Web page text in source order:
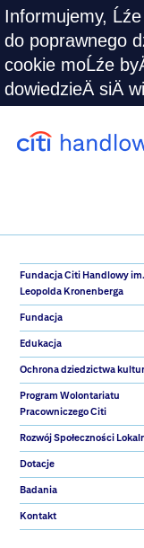
Informujemy,
do poprawnego
cookie moĹźe
dowiedzieÄ siÄ
Fundacja Citi Handlowy im.
Leopolda Kronenberga
Fundacja
Edukacja
Ochrona dziedzictwa
Program Wolontariatu
Pracowniczego Citi
Rozwój Społeczności
Dotacje
Badania
Kontakt